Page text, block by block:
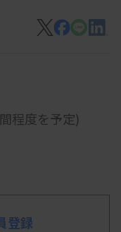
程度を予定)
登録